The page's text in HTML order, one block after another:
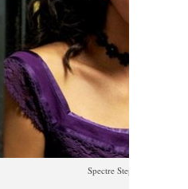
Spectre Stephanie Sigman